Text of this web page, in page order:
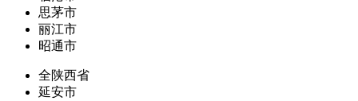
思茅市
丽江市
昭通市
全陕西省
延安市